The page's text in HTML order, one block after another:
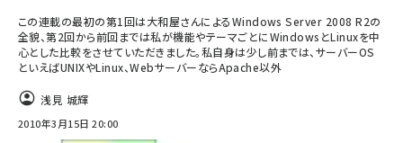
この連載の最初の第1回は大和屋さんによるWindows Server 2008 R2の
全貌、第2回から前回までは私が機能やテーマごとにWindowsとLinuxを中
心とした比較をさせていただきました。私自身は少し前までは、サーバーOS
といえばUNIXやLinux、WebサーバーならApache以外
浅見 城輝
2010年3月15日 20:00